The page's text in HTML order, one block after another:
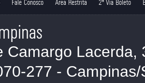
Fale Conosco Área Restrita 2ª Via Boleto
Camargo Lacerda,
277 - Campinas/